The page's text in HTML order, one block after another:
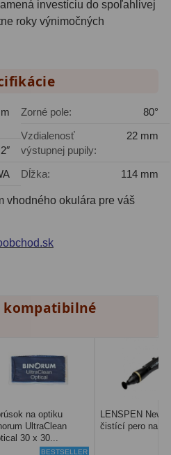
investíciu do spoľahlivej
roky výnimočných
2″
Zorné pole:
80°
Vzdialenosť
výstupnej pupily:
22 mm
Dĺžka: 114 mm
vhodného okulára pre váš
kompatibilné
na optiku
UltraClean
30 x 30...
BESTSELLER
LENSPEN New
čistící pero na